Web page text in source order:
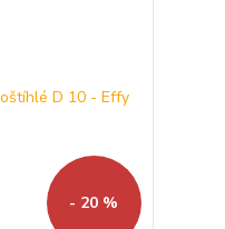
- 20 %